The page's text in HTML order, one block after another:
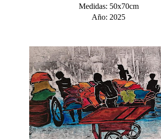
Medidas: 50x70cm
Año: 2025